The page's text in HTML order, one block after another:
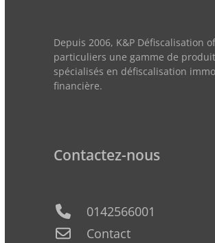
Depuis 2006, K&P Défiscalisation
particuliers une gamme de
spécialisés en défiscalisation
financière.
Contactez-nous
0142566001
Contact